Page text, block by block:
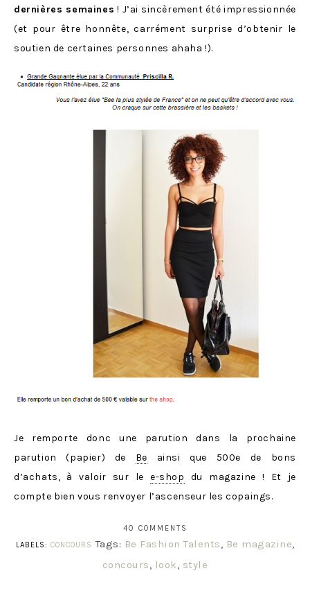
dernières semaines ! J’ai sincèrement été impressionnée
(et pour être honnête, carrément surprise d’obtenir le
soutien de certaines personnes ahaha !).
Je remporte donc une parution dans la prochaine
parution (papier) de Be ainsi que 500e de bons
d’achats, à valoir sur le e-shop du magazine ! Et je
compte bien vous renvoyer l’ascenseur les copaings.
40 COMMENTS
LABELS: CONCOURS Tags: Be Fashion Talents, Be magazine,
concours, look, style